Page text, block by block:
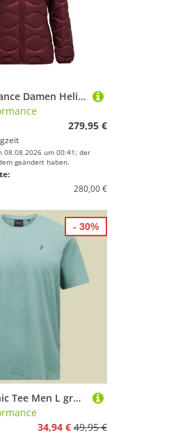
Peak Performance Damen Helium Down Hoodie Jacke
279,95 €
um 00:41; der
geändert haben.
280,00 €
Explore Graphic Tee Men L grün - green valley
34,94 € 49,95 €
- 30%